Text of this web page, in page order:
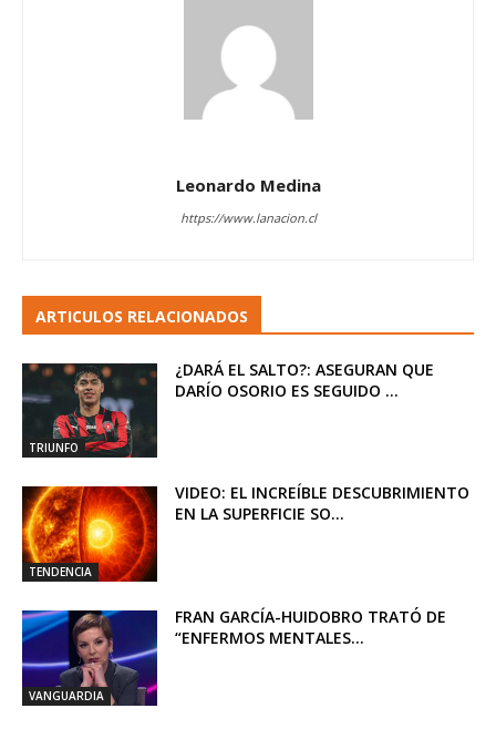
Leonardo Medina
https://www.lanacion.cl
ARTICULOS RELACIONADOS
TRIUNFO
¿DARÁ EL SALTO?: ASEGURAN QUE
DARÍO OSORIO ES SEGUIDO ...
TENDENCIA
VIDEO: EL INCREÍBLE DESCUBRIMIENTO
EN LA SUPERFICIE SO...
VANGUARDIA
FRAN GARCÍA-HUIDOBRO TRATÓ DE
“ENFERMOS MENTALES...